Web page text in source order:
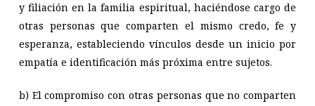
y filiación en la familia espiritual, haciéndose cargo de
otras personas que comparten el mismo credo, fe y
esperanza, estableciendo vínculos desde un inicio por
empatía e identificación más próxima entre sujetos.
b) El compromiso con otras personas que no comparten